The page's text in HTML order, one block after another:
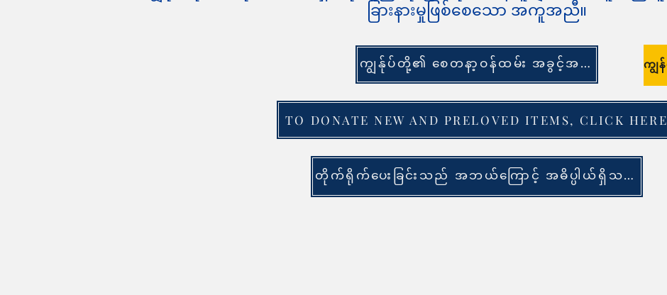
ခြားနားမှုဖြစ်စေသော အကူအညီ။
ကျွန်ုပ်တို့၏ စေတနာ့ဝန်ထမ်း အခွင့်အလမ်းများကို ကြည့်ရှုရန် ဤနေရာကို နှိပ်ပါ။
TO DONATE NEW AND PRELOVED ITEMS, CLICK HERE
တိုက်ရိုက်ပေးခြင်းသည် အဘယ်ကြောင့် အဓိပ္ပါယ်ရှိသနည်း။